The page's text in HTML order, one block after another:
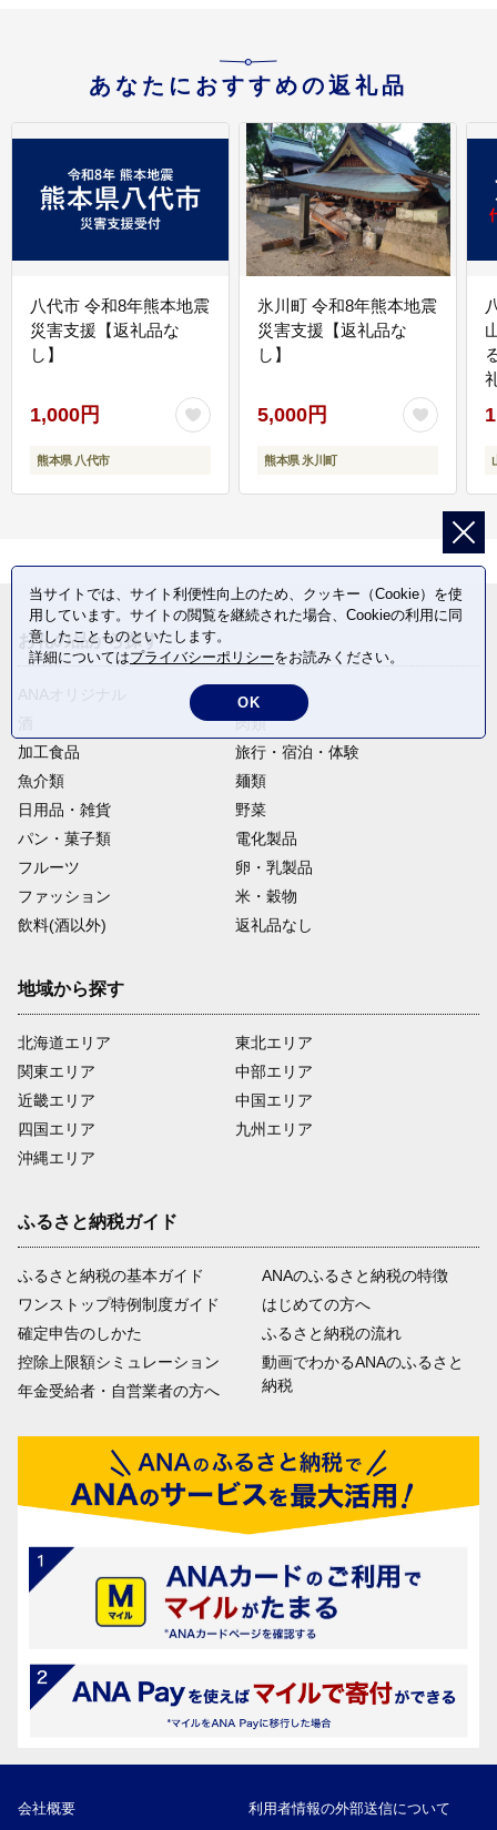
あなたにおすすめの返礼品
八代市 令和8年熊本地震
災害支援【返礼品な
し】
1,000円
熊本県 八代市
氷川町 令和8年熊本地震
災害支援【返礼品な
し】
5,000円
熊本県 氷川町
お礼の品から探す
定期便
肉類
加工食品
旅行・宿泊・体験
魚介類
麺類
日用品・雑貨
野菜
パン・菓子類
電化製品
フルーツ
卵・乳製品
ファッション
米・穀物
飲料(酒以外)
返礼品なし
地域から探す
北海道エリア
関東エリア
近畿エリア
四国エリア
沖縄エリア
東北エリア
中部エリア
中国エリア
九州エリア
ふるさと納税ガイド
ふるさと納税の基本ガイド
ワンストップ特例制度ガイド
確定申告のしかた
控除上限額シミュレーション
年金受給者・自営業者の方へ
ANAのふるさと納税の特徴
はじめての方へ
ふるさと納税の流れ
動画でわかるANAのふるさと
納税
会社概要
利用者情報の外部送信について
当サイトでは、サイト利便性向上のため、クッキー（Cookie）を使
用しています。サイトの閲覧を継続された場合、Cookieの利用に同
意したことものといたします。
詳細についてはプライバシーポリシーをお読みください。
OK